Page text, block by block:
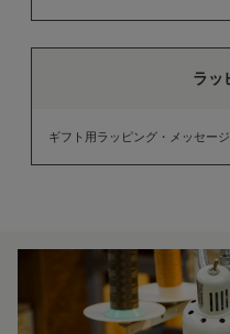
ラッ
ギフト用ラッピング・メッセー